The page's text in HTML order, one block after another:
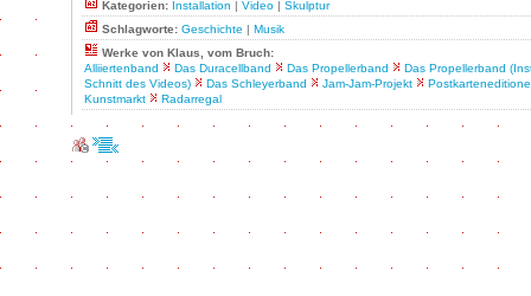
Kategorien: Installation | Video | Skulptur
Schlagworte: Geschichte | Musik
Werke von Klaus, vom Bruch:
Alliiertenband
Das Duracellband Das Propellerband
Das Propellerband
Schnitt des Videos)
Das Schleyerband Jam-Jam-Projekt
Kunstmarkt
Radarregal